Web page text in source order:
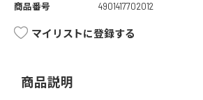
商品番号
4901417702012
マイリストに登録する
商品説明